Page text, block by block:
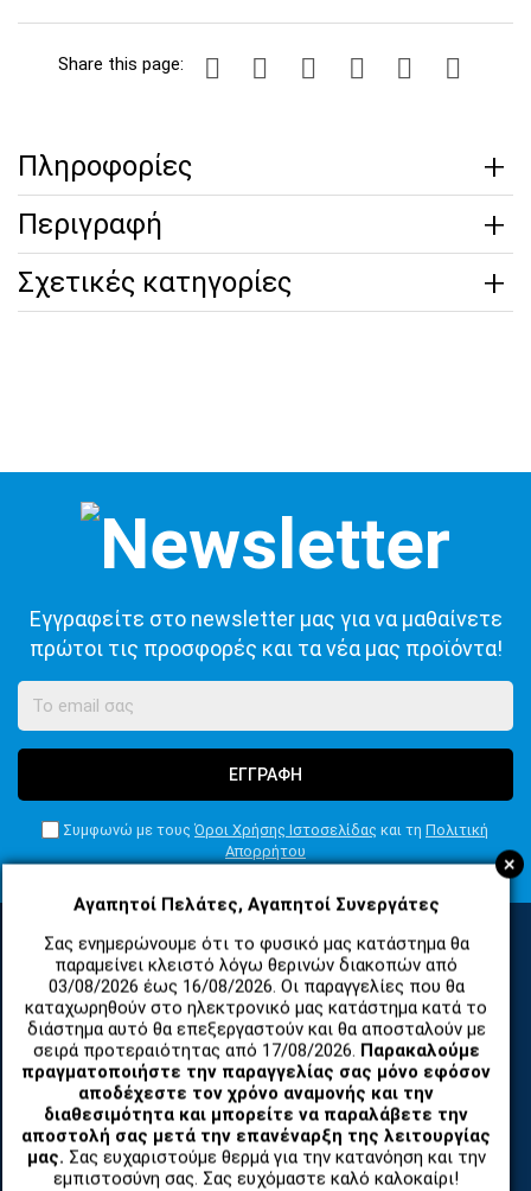
+
Αγαπητοί Πελάτες, Αγαπητοί Συνεργάτες
Σας ενημερώνουμε ότι το φυσικό μας κατάστημα θα
παραμείνει κλειστό λόγω θερινών διακοπών από
03/08/2026 έως 16/08/2026. Οι παραγγελίες που θα
καταχωρηθούν στο ηλεκτρονικό μας κατάστημα κατά το
διάστημα αυτό θα επεξεργαστούν και θα αποσταλούν με
σειρά προτεραιότητας από 17/08/2026. Παρακαλούμε
πραγματοποιήστε την παραγγελίας σας μόνο εφόσον
αποδέχεστε τον χρόνο αναμονής και την
διαθεσιμότητα και μπορείτε να παραλάβετε την
αποστολή σας μετά την επανέναρξη της λειτουργίας
μας. Σας ευχαριστούμε θερμά για την κατανόηση και την
εμπιστοσύνη σας. Σας ευχόμαστε καλό καλοκαίρι!
Share this page:
Πληροφορίες
Περιγραφή
Σχετικές κατηγορίες
Εγγραφείτε στο newsletter μας για να μαθαίνετε
πρώτοι τις προσφορές και τα νέα μας προϊόντα!
ΕΓΓΡΑΦΗ
Συμφωνώ με τους Όροι Χρήσης Ιστοσελίδας και τη Πολιτική
Απορρήτου
ΚΑΤΗΓΟΡΙΕΣ
ΑΝΤΑΛΛΑΚΤΙΚΑ ΚΑΙ ΑΞΕΣΟΥΑΡ ΚΙΝΗΤΩΝ ΤΗΛΕΦΩΝΩΝ
TABLET
ΤΗΛΕΠΙΚΟΙΝΩΝΙΕΣ, ΑΣΥΡΜΑΤΑ, FCT